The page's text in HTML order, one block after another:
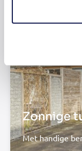
Zonnige
Met handige